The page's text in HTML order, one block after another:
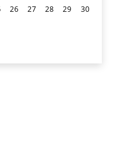
26 27 28 29
30